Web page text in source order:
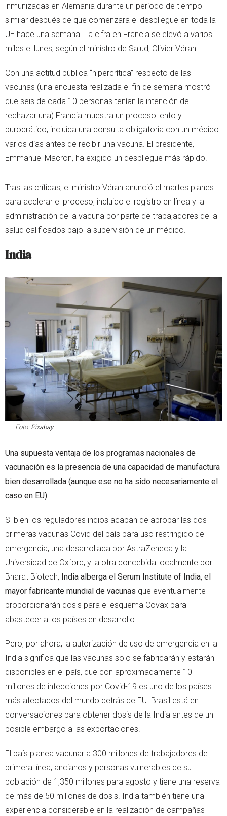
inmunizadas en Alemania durante un período de tiempo
similar después de que comenzara el despliegue en toda la
UE hace una semana. La cifra en Francia se elevó a varios
miles el lunes, según el ministro de Salud, Olivier Véran.
Con una actitud pública “hipercrítica” respecto de las
vacunas (una encuesta realizada el fin de semana mostró
que seis de cada 10 personas tenían la intención de
rechazar una) Francia muestra un proceso lento y
burocrático, incluida una consulta obligatoria con un médico
varios días antes de recibir una vacuna. El presidente,
Emmanuel Macron, ha exigido un despliegue más rápido.
Tras las críticas, el ministro Véran anunció el martes planes
para acelerar el proceso, incluido el registro en línea y la
administración de la vacuna por parte de trabajadores de la
salud calificados bajo la supervisión de un médico.
India
Foto: Pixabay
Una supuesta ventaja de los programas nacionales de
vacunación es la presencia de una capacidad de manufactura
bien desarrollada (aunque ese no ha sido necesariamente el
caso en EU).
Si bien los reguladores indios acaban de aprobar las dos
primeras vacunas Covid del país para uso restringido de
emergencia, una desarrollada por AstraZeneca y la
Universidad de Oxford, y la otra concebida localmente por
Bharat Biotech, India alberga el Serum Institute of India, el
mayor fabricante mundial de vacunas que eventualmente
proporcionarán dosis para el esquema Covax para
abastecer a los países en desarrollo.
Pero, por ahora, la autorización de uso de emergencia en la
India significa que las vacunas solo se fabricarán y estarán
disponibles en el país, que con aproximadamente 10
millones de infecciones por Covid-19 es uno de los países
más afectados del mundo detrás de EU. Brasil está en
conversaciones para obtener dosis de la India antes de un
posible embargo a las exportaciones.
El país planea vacunar a 300 millones de trabajadores de
primera línea, ancianos y personas vulnerables de su
población de 1,350 millones para agosto y tiene una reserva
de más de 50 millones de dosis. India también tiene una
experiencia considerable en la realización de campañas